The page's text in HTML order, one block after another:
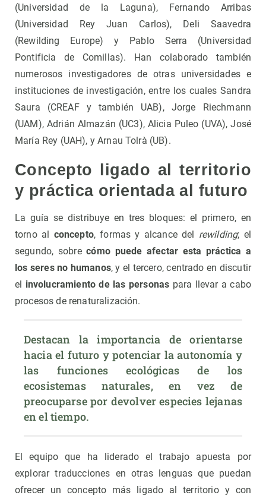
(Universidad de la Laguna), Fernando Arribas
(Universidad Rey Juan Carlos), Deli Saavedra
(Rewilding Europe) y Pablo Serra (Universidad
Pontificia de Comillas). Han colaborado también
numerosos investigadores de otras universidades e
instituciones de investigación, entre los cuales Sandra
Saura (CREAF y también UAB), Jorge Riechmann
(UAM), Adrián Almazán (UC3), Alicia Puleo (UVA), José
María Rey (UAH), y Arnau Tolrà (UB).
Concepto ligado al territorio
y práctica orientada al futuro
La guía se distribuye en tres bloques: el primero, en
torno al concepto, formas y alcance del rewilding; el
segundo, sobrecómo puede afectar esta práctica a
los seres no humanos, y el tercero, centrado en discutir
el involucramiento de las personas para llevar a cabo
procesos de renaturalización.
Destacan la importancia de orientarse
hacia el futuro y potenciar la autonomía y
las funciones ecológicas de los
ecosistemas naturales, en vez de
preocuparse por devolver especies lejanas
en el tiempo.
El equipo que ha liderado el trabajo apuesta por
explorar traducciones en otras lenguas que puedan
ofrecer un concepto más ligado al territorio y con